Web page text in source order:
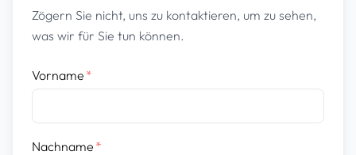
Einloggen
Zögern Sie nicht, uns zu kontaktieren, um zu sehen,
was wir für Sie tun können.
Vorname *
Nachname *